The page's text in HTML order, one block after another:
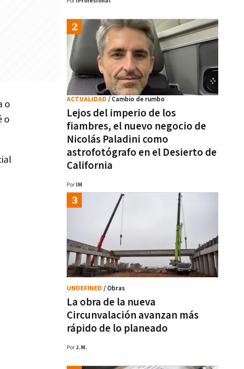
o
o
Lejos del imperio de los
fiambres, el nuevo negocio de
Nicolás Paladini como
astrofotógrafo en el Desierto de
California
ACTUALIDAD / Cambio de rumbo
Por IM
La obra de la nueva
Circunvalación avanzan más
rápido de lo planeado
UNDEFINED / Obras
PorJ.M.